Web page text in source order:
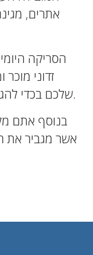
אתרים,
הסריקה
זדוני
שלכם בכדי להגין עליו ועל הגולשים בו מפני איומים.
בנוסף אתם
אשר מגביר את